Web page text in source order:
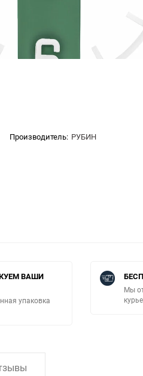
Производитель: РУБИН
ВАШИ
упаковка
Мы